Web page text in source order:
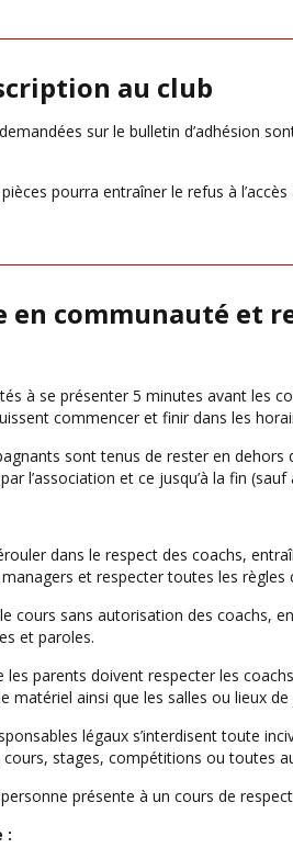
au club
sur le bulletin d’adhésion
pièces pourra entraîner le refus à
en communauté et
à se présenter 5 minutes avant les
commencer et finir dans les
sont tenus de rester en
l’association et ce jusqu’à la fin
dans le respect des coachs,
et respecter toutes les règles
cours sans autorisation des coachs,
et paroles.
les parents doivent respecter les
matériel ainsi que les salles ou lieux de
légaux s’interdisent toute
stages, compétitions ou toutes
présente à un cours de
: